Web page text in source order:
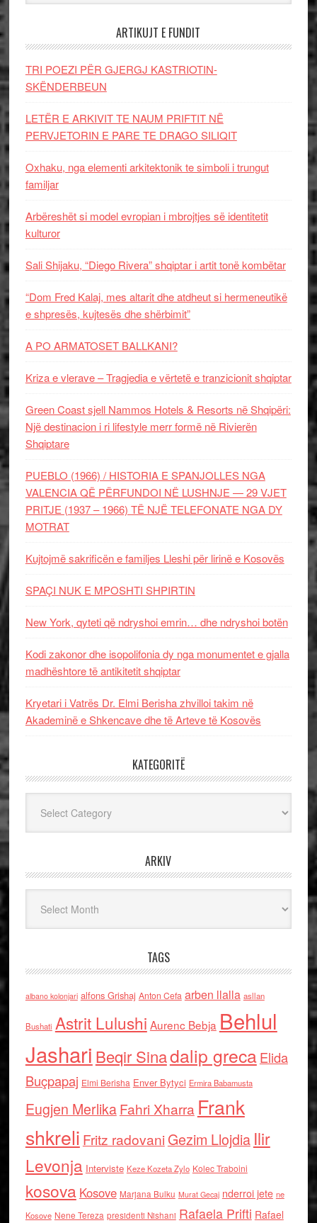
ARTIKUJT E FUNDIT
TRI POEZI PËR GJERGJ KASTRIOTIN-
SKËNDERBEUN
LETËR E ARKIVIT TE NAUM PRIFTIT NË
PERVJETORIN E PARE TE DRAGO SILIQIT
Oxhaku, nga elementi arkitektonik te simboli i trungut
familjar
Arbëreshët si model evropian i mbrojtjes së identitetit
kulturor
Sali Shijaku, “Diego Rivera” shqiptar i artit tonë kombëtar
“Dom Fred Kalaj, mes altarit dhe atdheut si hermeneutikë
e shpresës, kujtesës dhe shërbimit”
A PO ARMATOSET BALLKANI?
Kriza e vlerave – Tragjedia e vërtetë e tranzicionit shqiptar
Green Coast sjell Nammos Hotels & Resorts në Shqipëri:
Një destinacion i ri lifestyle merr formë në Rivierën
Shqiptare
PUEBLO (1966) / HISTORIA E SPANJOLLES NGA
VALENCIA QË PËRFUNDOI NË LUSHNJE — 29 VJET
PRITJE (1937 – 1966) TË NJË TELEFONATE NGA DY
MOTRAT
Kujtojmë sakrificën e familjes Lleshi për lirinë e Kosovës
SPAÇI NUK E MPOSHTI SHPIRTIN
New York, qyteti që ndryshoi emrin… dhe ndryshoi botën
Kodi zakonor dhe isopolifonia dy nga monumentet e gjalla
madhështore të antikitetit shqiptar
Kryetari i Vatrës Dr. Elmi Berisha zhvilloi takim në
Akademinë e Shkencave dhe të Arteve të Kosovës
KATEGORITË
ARKIV
TAGS
albano kolonjari alfons Grishaj Anton Cefa arben llalla asllan
Bushati Astrit Lulushi Aurenc Bebja Behlul
Jashari Beqir Sinadalip grecaElida
Buçpapaj Elmi Berisha Enver Bytyci Ermira Babamusta
Eugjen MerlikaFahri Xharra Frank
shkreli Fritz radovaniGezim Llojdia Ilir
Levonja Interviste Keze Kozeta Zylo Kolec Traboini
kosova Kosove Marjana Bulku Murat Gecaj nderroi jete ne
Kosove Nene Tereza presidenti Nishani Rafaela Prifti Rafael